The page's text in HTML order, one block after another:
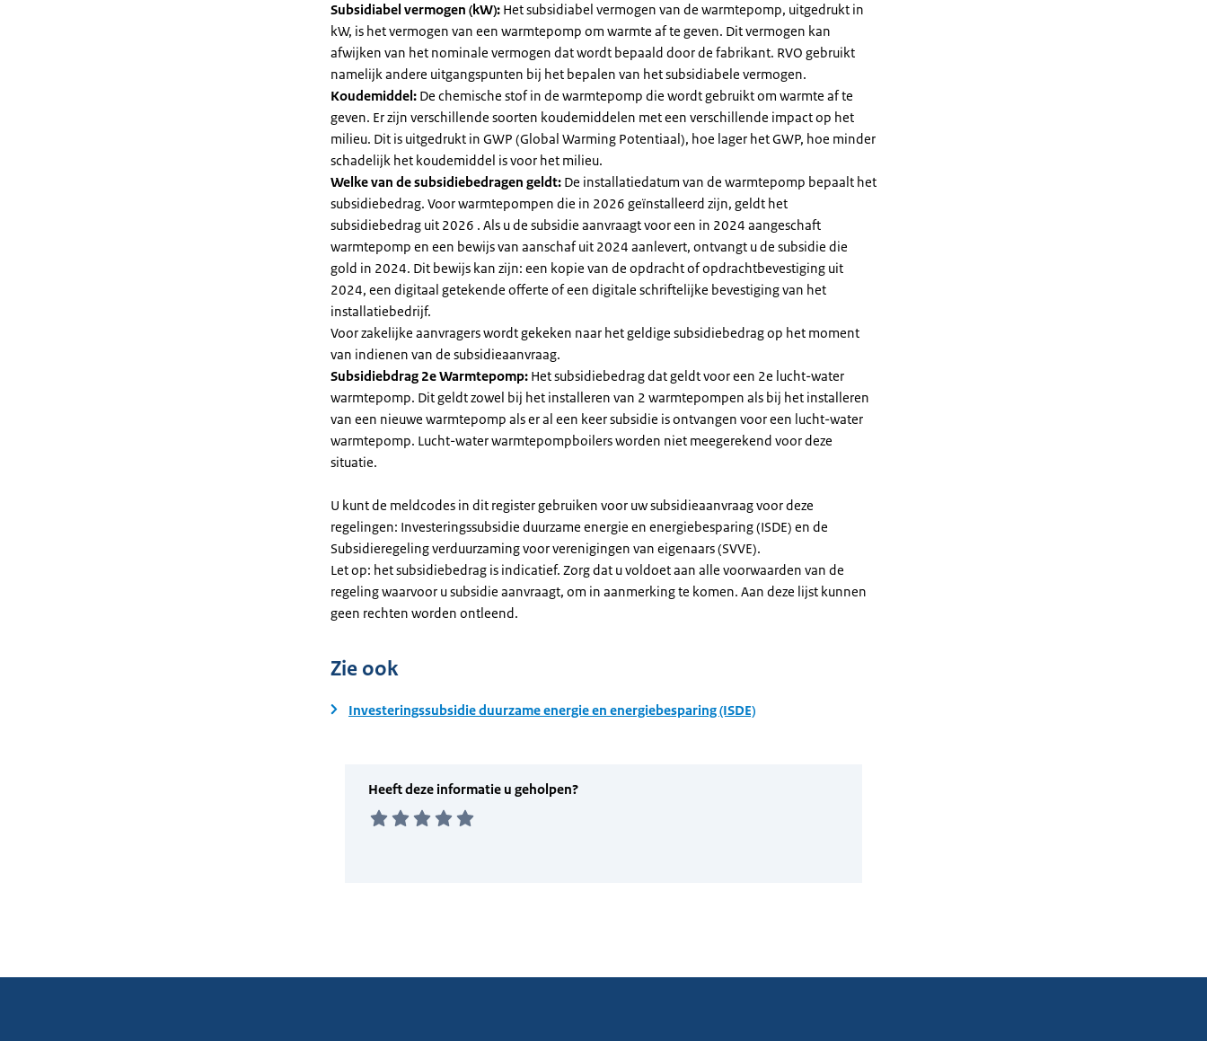
Subsidiabel vermogen (kW): Het subsidiabel vermogen van de warmtepomp, uitgedrukt in
kW, is het vermogen van een warmtepomp om warmte af te geven. Dit vermogen kan
afwijken van het nominale vermogen dat wordt bepaald door de fabrikant. RVO gebruikt
namelijk andere uitgangspunten bij het bepalen van het subsidiabele vermogen.
Koudemiddel: De chemische stof in de warmtepomp die wordt gebruikt om warmte af te
geven. Er zijn verschillende soorten koudemiddelen met een verschillende impact op het
milieu. Dit is uitgedrukt in GWP (Global Warming Potentiaal), hoe lager het GWP, hoe minder
schadelijk het koudemiddel is voor het milieu.
Welke van de subsidiebedragen geldt: De installatiedatum van de warmtepomp bepaalt het
subsidiebedrag. Voor warmtepompen die in 2026 geïnstalleerd zijn, geldt het
subsidiebedrag uit 2026 . Als u de subsidie aanvraagt voor een in 2024 aangeschaft
warmtepomp en een bewijs van aanschaf uit 2024 aanlevert, ontvangt u de subsidie die
gold in 2024. Dit bewijs kan zijn: een kopie van de opdracht of opdrachtbevestiging uit
2024, een digitaal getekende offerte of een digitale schriftelijke bevestiging van het
installatiebedrijf.
Voor zakelijke aanvragers wordt gekeken naar het geldige subsidiebedrag op het moment
van indienen van de subsidieaanvraag.
Subsidiebdrag 2e Warmtepomp: Het subsidiebedrag dat geldt voor een 2e lucht-water
warmtepomp. Dit geldt zowel bij het installeren van 2 warmtepompen als bij het installeren
van een nieuwe warmtepomp als er al een keer subsidie is ontvangen voor een lucht-water
warmtepomp. Lucht-water warmtepompboilers worden niet meegerekend voor deze
situatie.
U kunt de meldcodes in dit register gebruiken voor uw subsidieaanvraag voor deze
regelingen: Investeringssubsidie duurzame energie en energiebesparing (ISDE) en de
Subsidieregeling verduurzaming voor verenigingen van eigenaars (SVVE).
Let op: het subsidiebedrag is indicatief. Zorg dat u voldoet aan alle voorwaarden van de
regeling waarvoor u subsidie aanvraagt, om in aanmerking te komen. Aan deze lijst kunnen
geen rechten worden ontleend.
Zie ook
Investeringssubsidie duurzame energie en energiebesparing (ISDE)